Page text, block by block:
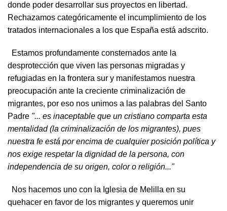
donde poder desarrollar sus proyectos en libertad.
Rechazamos categóricamente el incumplimiento de los
tratados internacionales a los que España está adscrito.
Estamos profundamente consternados ante la
desprotección que viven las personas migradas y
refugiadas en la frontera sur y manifestamos nuestra
preocupación ante la creciente criminalización de
migrantes, por eso nos unimos a las palabras del Santo
Padre "... es inaceptable que un cristiano comparta esta
mentalidad (la criminalización de los migrantes), pues
nuestra fe está por encima de cualquier posición política y
nos exige respetar la dignidad de la persona, con
independencia de su origen, color o religión..."
Nos hacemos uno con la Iglesia de Melilla en su
quehacer en favor de los migrantes y queremos unir